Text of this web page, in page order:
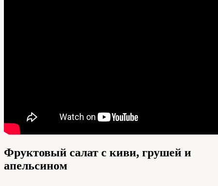
Фруктовый салат с киви, грушей и
апельсином